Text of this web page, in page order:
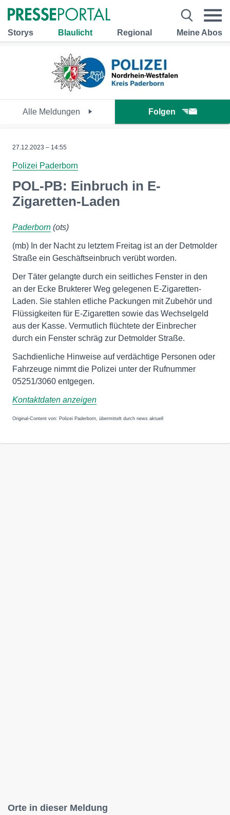
Storys Blaulicht Regional Meine Abos
Alle Meldungen Folgen
27.12.2023 – 14:55
Polizei Paderborn
POL-PB: Einbruch in E-
Zigaretten-Laden
Paderborn (ots)
(mb) In der Nacht zu letztem Freitag ist an der Detmolder
Straße ein Geschäftseinbruch verübt worden.
Der Täter gelangte durch ein seitliches Fenster in den
an der Ecke Brukterer Weg gelegenen E-Zigaretten-
Laden. Sie stahlen etliche Packungen mit Zubehör und
Flüssigkeiten für E-Zigaretten sowie das Wechselgeld
aus der Kasse. Vermutlich flüchtete der Einbrecher
durch ein Fenster schräg zur Detmolder Straße.
Sachdienliche Hinweise auf verdächtige Personen oder
Fahrzeuge nimmt die Polizei unter der Rufnummer
05251/3060 entgegen.
Kontaktdaten anzeigen
Original-Content von: Polizei Paderborn, übermittelt durch news aktuell
Orte in dieser Meldung